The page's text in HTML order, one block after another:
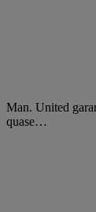
Man. United
quase…